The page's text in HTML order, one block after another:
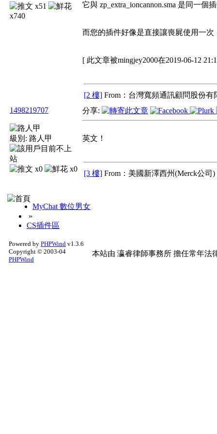
x51
x740
它與 zp_extra_ioncannon.sma 是同一個
而您的插件好像是直接讓喪屍使用一次
[ 此文章被mingjey2000在2019-06-12
[2 樓] From：台灣寬頻通訊顧問股份有
1498219707
級別: 路人甲
x0 x0
分享:
英文！
[3 樓] From：美國新澤西州(Merck公司
MyChat 數位男女
»
CS插件區
Powered by PHPWind v1.3.6
Copyright © 2003-04
PHPWind
本站由 瀛睿律師事務所 擔任常年法